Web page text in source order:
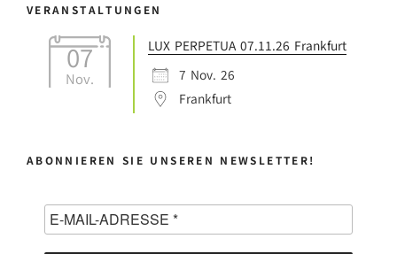
VERANSTALTUNGEN
07
Nov.
LUX PERPETUA 07.11.26 Frankfurt
7 Nov. 26
Frankfurt
ABONNIEREN SIE UNSEREN NEWSLETTER!